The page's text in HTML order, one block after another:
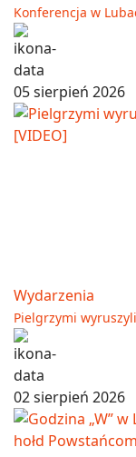
Konferencja w
05 sierpień 2026
Wydarzenia
Pielgrzymi
02 sierpień 2026